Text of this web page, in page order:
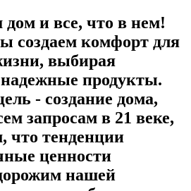
и все, что в нем!
создаем комфорт для
выбирая
продукты.
- создание дома,
запросам в 21 веке,
что тенденции
ценности
нашей